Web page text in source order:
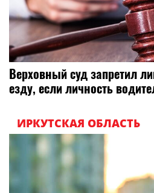
Верховный суд запретил
езду, если личность
ИРКУТСКАЯ ОБЛАСТЬ